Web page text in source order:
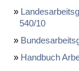
540/10
Hand­buch